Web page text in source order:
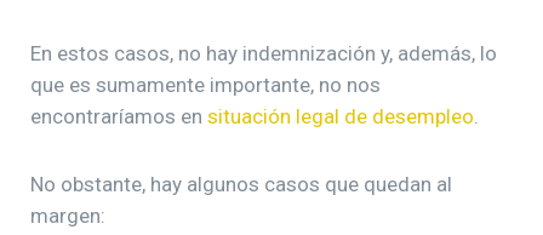
En estos casos, no hay indemnización y, además, lo
que es sumamente importante, no nos
encontraríamos en situación legal de desempleo.
No obstante, hay algunos casos que quedan al
margen: